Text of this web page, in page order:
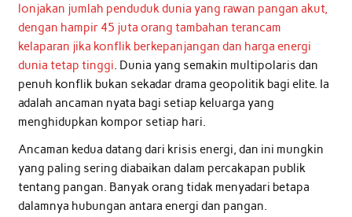
lonjakan jumlah penduduk dunia yang rawan pangan akut,
dengan hampir 45 juta orang tambahan terancam
kelaparan jika konflik berkepanjangan dan harga energi
dunia tetap tinggi. Dunia yang semakin multipolaris dan
penuh konflik bukan sekadar drama geopolitik bagi elite. Ia
adalah ancaman nyata bagi setiap keluarga yang
menghidupkan kompor setiap hari.
Ancaman kedua datang dari krisis energi, dan ini mungkin
yang paling sering diabaikan dalam percakapan publik
tentang pangan. Banyak orang tidak menyadari betapa
dalamnya hubungan antara energi dan pangan.